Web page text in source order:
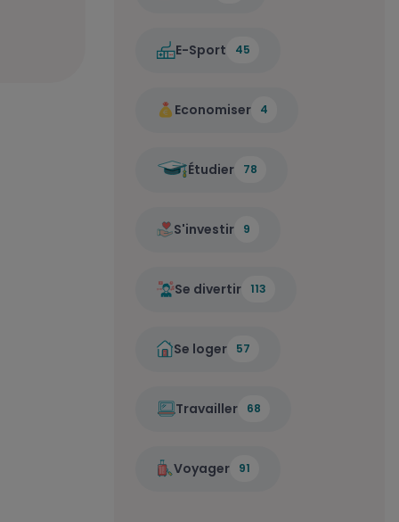
E-Sport 45
Economiser 4
Étudier 78
S'investir 9
Se divertir 113
Se loger 57
Travailler 68
Voyager 91